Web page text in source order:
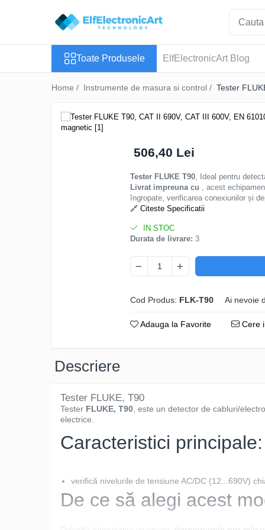
Clesti Ampermetrici
Multimetre Digitale
Osciloscoape OWON
Osciloscoape ROHDE & SCHWARZ
Osciloscoape TELEDYNE LECROY
Osciloscoape UNI-T
Toate Produsele ElfElectronicArt Blog
Home / Instrumente de masura si control / Tester
506,40 Lei
Tester FLUKE T90, Ideal pentru
Livrat impreuna cu , acest
îngropate, verificarea conexiunilor și
🔗 Citeste Specificatii
IN STOC
Durata de livrare: 3
Cod Produs: FLK-T90 Ai nevoie
Adauga la Favorite Cere
Descriere
Tester FLUKE, T90
Tester FLUKE, T90 , este un detector de cabluri/
electrice.
Caracteristici principale:
verifică nivelurile de tensiune AC/DC (12...690V)
De ce să alegi acest